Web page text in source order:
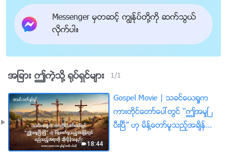
Messenger မွတဆင့္ ကြၽန္ုပ္တို႔ကို ဆက္သြယ္
လိုက္ပါ။
အျခား ဤကဲ့သို႔ ႐ုပ္ရွင္မ်ား 1/1
18:44
Gospel Movie | သခင္ေယရႈက
ကားတိုင္ေတာ္ေပၚတြင္ “ဤအမႈၿ
ပီးၿပီ” ဟု မိန္႔ေတာ္မူသည့္အခ်ိန္တြ